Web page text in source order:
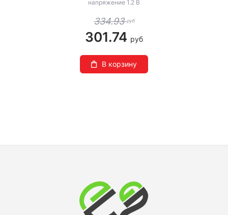
напряжение 1.2 В
334.93руб
301.74 руб
В корзину